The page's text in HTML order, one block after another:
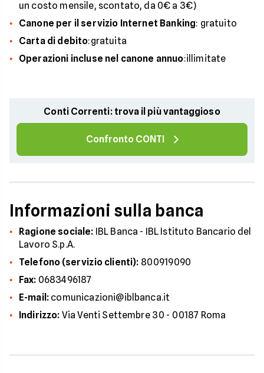
un costo mensile, scontato, da 0€ a 3€)
Canone per il servizio Internet Banking: gratuito
Carta di debito:gratuita
Operazioni incluse nel canone annuo:illimitate
Conti Correnti: trova il più vantaggioso
Confronto CONTI
Informazioni sulla banca
Ragione sociale: IBL Banca - IBL Istituto Bancario del
Lavoro S.p.A.
Telefono (servizio clienti): 800919090
Fax: 0683496187
E-mail: comunicazioni@iblbanca.it
Indirizzo: Via Venti Settembre 30 - 00187 Roma